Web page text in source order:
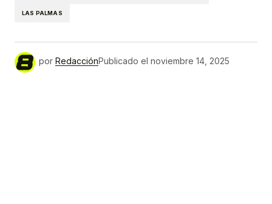
LAS PALMAS
por RedacciónPublicado el noviembre 14, 2025